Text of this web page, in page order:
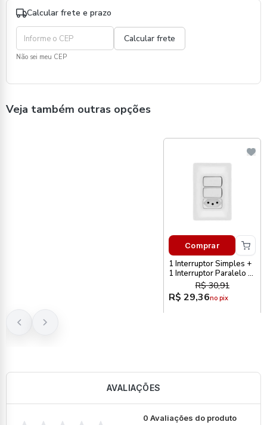
Calcular frete e prazo
Não sei meu CEP
Veja também outras opções
Comprar
1 Interruptor Simples +
1 Interruptor Paralelo +
Tomada Pial Zeffia
R$ 30,91
R$ 29,36no pix
AVALIAÇÕES
0 Avaliações do produto